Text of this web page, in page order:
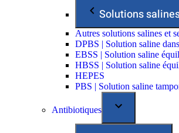
Solutions
Autres solutions salines et
DPBS | Solution saline
EBSS | Solution saline
HBSS | Solution saline
HEPES
PBS | Solution saline
Antibiotiques